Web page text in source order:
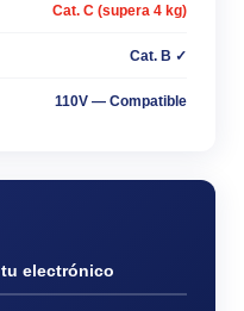
Cat. C (supera 4 kg)
Cat. B ✓
110V — Compatible
electrónico